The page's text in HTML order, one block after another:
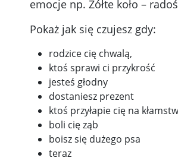
emocje np. Żółte koło –
Pokaż jak się czujesz gdy:
rodzice cię chwalą,
ktoś sprawi ci przykrość
jesteś głodny
dostaniesz prezent
ktoś przyłapie cię na
boli cię ząb
boisz się dużego psa
teraz